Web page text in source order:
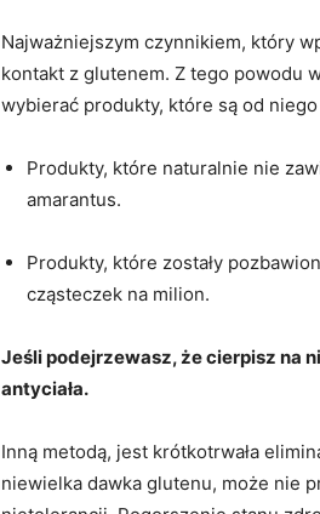
Najważniejszym czynnikiem, który
kontakt z glutenem. Z tego powodu
wybierać produkty, które są od
Produkty, które naturalnie nie
amarantus.
Produkty, które zostały
cząsteczek na milion.
Jeśli podejrzewasz, że cierpisz na
antyciała.
Inną metodą, jest krótkotrwała
niewielka dawka glutenu, może nie